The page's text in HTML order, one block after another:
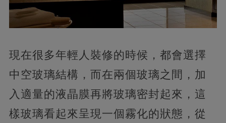
現在很多年輕人裝修的時候，都會選擇
中空玻璃結構，而在兩個玻璃之間，加
入適量的液晶膜再將玻璃密封起來，這
樣玻璃看起來呈現一個霧化的狀態，從